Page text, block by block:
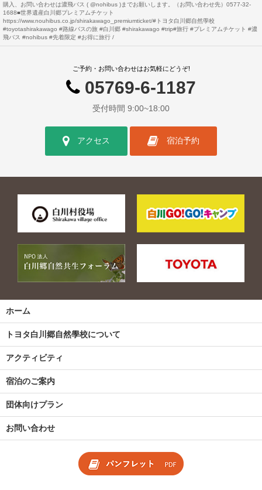
購入、お問い合わせは濃飛バス ( @nohibus )までお願いします。（お問い合わせ先）0577-32-
1688■世界遺産白川郷プレミアムチケット
https://www.nouhibus.co.jp/shirakawago_premiumticket/#トヨタ白川郷自然學校
#toyotashirakawago #路線バスの旅 #白川郷 #shirakawago #trip#旅行 #プレミアムチケット #濃
飛バス #nohibus #先着限定 #お得に旅行
ご予約・お問い合わせはお気軽にどうぞ!
05769-6-1187
受付時間 9:00~18:00
アクセス 宿泊予約
ホーム
トヨタ白川郷自然學校について
アクティビティ
宿泊のご案内
団体向けプラン
お問い合わせ